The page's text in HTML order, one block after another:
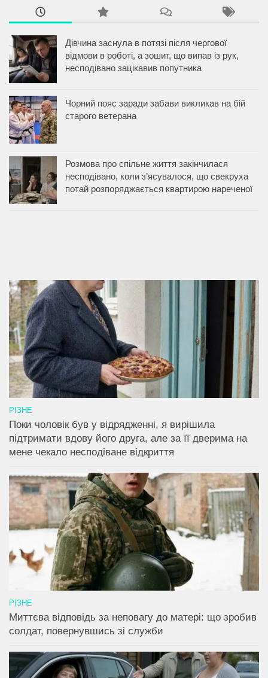
Дівчина заснула в потязі після чергової
відмови в роботі, а зошит, що випав із рук,
несподівано зацікавив попутника
Чорний пояс заради забави викликав на бій
старого ветерана
Розмова про спільне життя закінчилася
несподівано, коли з’ясувалося, що свекруха
потай розпоряджається квартирою нареченої
РІЗНЕ
Поки чоловік був у відрядженні, я вирішила
підтримати вдову його друга, але за її дверима на
мене чекало несподіване відкриття
РІЗНЕ
Миттєва відповідь за неповагу до матері: що зробив
солдат, повернувшись зі служби